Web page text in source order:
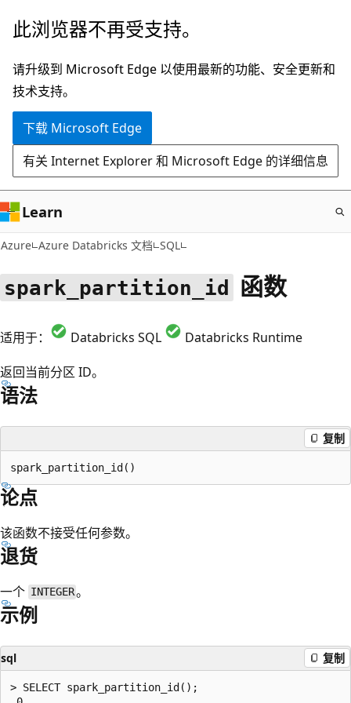
跳
主
要
内
此浏览器不再受支持。
请升级到 Microsoft Edge 以使用最新的功能、安全更新和
技术支持。
下载 Microsoft Edge
有关 Internet Explorer 和 Microsoft Edge 的详细信息
Learn
Azure Azure Databricks 文档 SQL
spark_partition_id 函数
适用于： Databricks SQL
Databricks Runtime
返回当前分区 ID。
语法
复制
论点
该函数不接受任何参数。
退货
一个 INTEGER。
示例
sql 复制
> SELECT spark_partition_id();